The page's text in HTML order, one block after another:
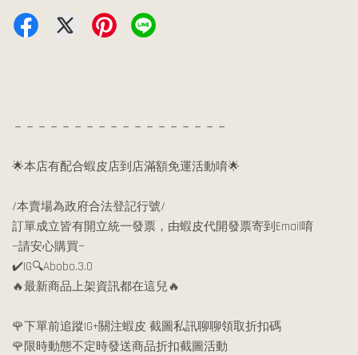
－－－－－－－－－－－－－－－－－－
🌟本店有配合蝦皮店到店滿額免運活動唷🌟
/本賣場為政府合法登記行號/
訂單成立皆有開立統一發票，由蝦皮代開發票寄到Email唷
—請安心購買—
✔️IG🔍Abobo.3.0
🔥最新商品上架資訊都在這兒🔥
🌹下單前追蹤IG+關注蝦皮 截圖私訊聊聊領取折扣碼
🌹限時動態不定時發送商品折扣截圖活動